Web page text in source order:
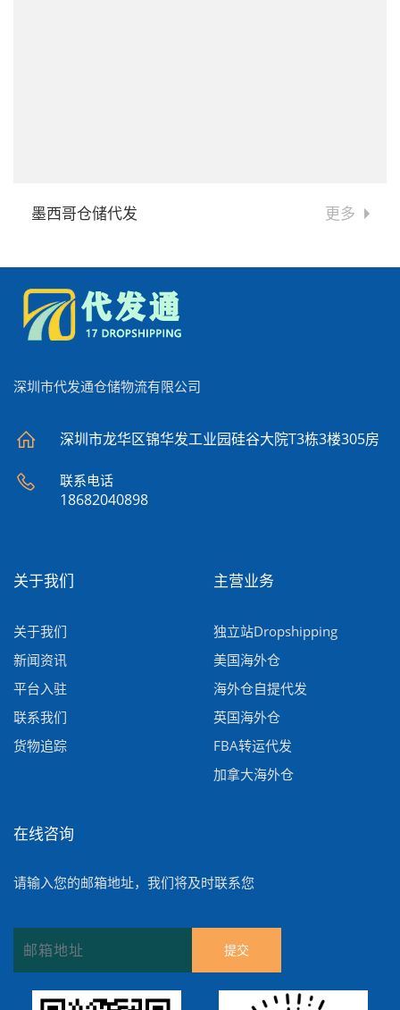
墨西哥仓储代发 更多
深圳市代发通仓储物流有限公司
深圳市龙华区锦华发工业园硅谷大院T3栋3楼305房
联系电话
18682040898
关于我们
关于我们
新闻资讯
平台入驻
联系我们
货物追踪
主营业务
独立站Dropshipping
美国海外仓
海外仓自提代发
英国海外仓
FBA转运代发
加拿大海外仓
在线咨询
请输入您的邮箱地址，我们将及时联系您
提交